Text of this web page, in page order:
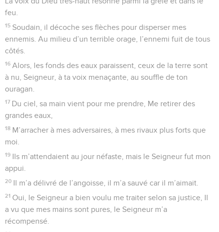
5 Les flots de la mort et ses vagues m’enveloppaient de tous
côtés, Les torrents sournois de l’abîme m’avaient surpris et
terrifié,
6 Le séjour des morts m’entourait de ses liens ; J’avais
devant moi, déjà, les filets de la mort.
J’invoquai Dieu dans ma détresse, vers lui j’ai lancé mon
appel. Mon cri parvint à ses oreilles, dans son temple, il m’a
entendu.
Soudain, la terre oscille et tremble, Ses fondements sont
ébranlés et secoués par sa colère.
Fumées et tourbillons de flammes jaillissent hors de ses
narines, Sa bouche lance des éclairs et des charbons
incandescents.
10 Il descend, et les cieux s’inclinent, l’obscurité est à ses
pieds.
11 Un chérubin est sa monture, il vole sur l’aile du vent.
12
Il s’enveloppe de ténèbres et se cache dans leurs replis,
Dans l’obscurité de la pluie et dans des nuages opaques.